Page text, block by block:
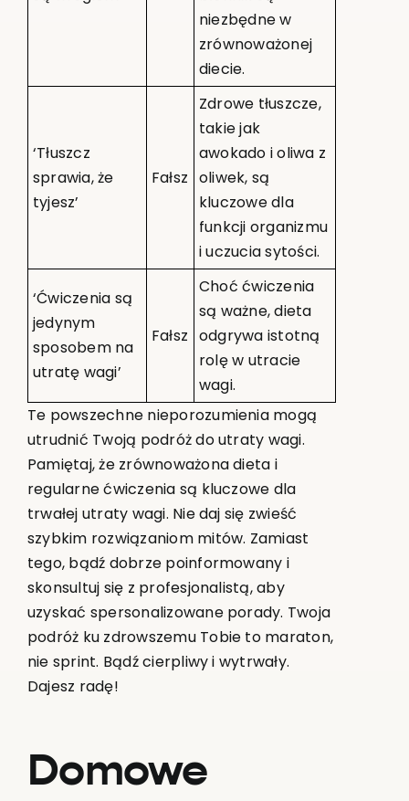
niezbędne w
zrównoważonej
diecie.
‘Tłuszcz
sprawia, że
tyjesz’
Fałsz
Zdrowe tłuszcze,
takie jak
awokado i oliwa z
oliwek, są
kluczowe dla
funkcji organizmu
i uczucia sytości.
‘Ćwiczenia są
jedynym
sposobem na
utratę wagi’
Fałsz
Choć ćwiczenia
są ważne, dieta
odgrywa istotną
rolę w utracie
wagi.
Te powszechne nieporozumienia mogą
utrudnić Twoją podróż do utraty wagi.
Pamiętaj, że zrównoważona dieta i
regularne ćwiczenia są kluczowe dla
trwałej utraty wagi. Nie daj się zwieść
szybkim rozwiązaniom mitów. Zamiast
tego, bądź dobrze poinformowany i
skonsultuj się z profesjonalistą, aby
uzyskać spersonalizowane porady. Twoja
podróż ku zdrowszemu Tobie to maraton,
nie sprint. Bądź cierpliwy i wytrwały.
Dajesz radę!
Domowe